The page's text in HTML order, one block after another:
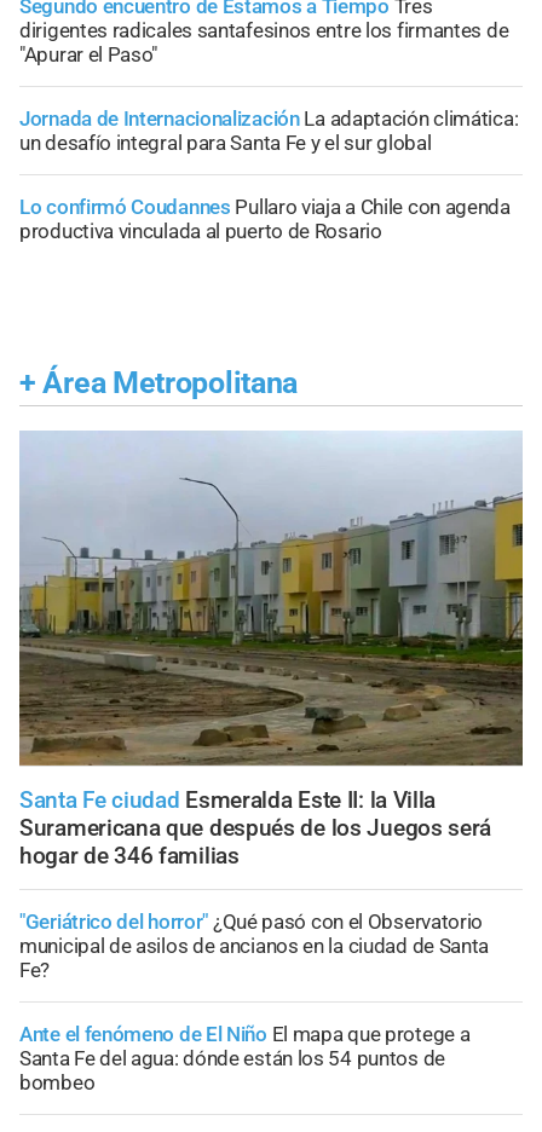
Segundo encuentro de Estamos a Tiempo Tres
dirigentes radicales santafesinos entre los firmantes de
"Apurar el Paso"
Jornada de Internacionalización La adaptación climática:
un desafío integral para Santa Fe y el sur global
Lo confirmó Coudannes Pullaro viaja a Chile con agenda
productiva vinculada al puerto de Rosario
+ Área Metropolitana
Santa Fe ciudad Esmeralda Este II: la Villa
Suramericana que después de los Juegos será
hogar de 346 familias
"Geriátrico del horror" ¿Qué pasó con el Observatorio
municipal de asilos de ancianos en la ciudad de Santa
Fe?
Ante el fenómeno de El Niño El mapa que protege a
Santa Fe del agua: dónde están los 54 puntos de
bombeo